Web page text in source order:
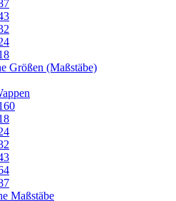
Größen (Maßstäbe)
Maßstäbe